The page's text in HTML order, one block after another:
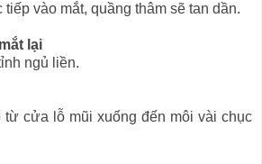
vào mắt, quầng thâm sẽ tan dần.
lại
ngủ liền.
từ cửa lỗ mũi xuống đến môi vài chục